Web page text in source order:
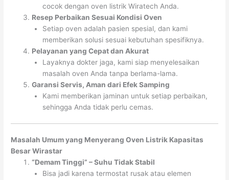
cocok dengan oven listrik Wiratech Anda.
Resep Perbaikan Sesuai Kondisi Oven
Setiap oven adalah pasien spesial, dan kami
memberikan solusi sesuai kebutuhan spesifiknya.
Pelayanan yang Cepat dan Akurat
Layaknya dokter jaga, kami siap menyelesaikan
masalah oven Anda tanpa berlama-lama.
Garansi Servis, Aman dari Efek Samping
Kami memberikan jaminan untuk setiap perbaikan,
sehingga Anda tidak perlu cemas.
Masalah Umum yang Menyerang Oven Listrik Kapasitas
Besar Wirastar
“Demam Tinggi” – Suhu Tidak Stabil
Bisa jadi karena termostat rusak atau elemen